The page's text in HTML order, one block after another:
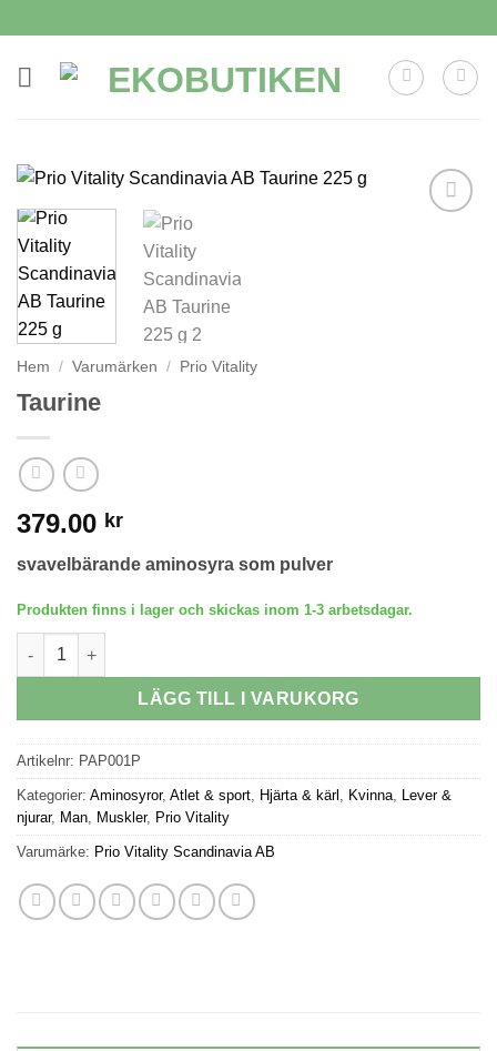
to
content
Hem / Varumärken / Prio Vitality
Taurine
379.00 kr
svavelbärande aminosyra som pulver
Produkten finns i lager och skickas inom 1-3 arbetsdagar.
Taurine mängd
LÄGG TILL I VARUKORG
Artikelnr: PAP001P
Kategorier: Aminosyror, Atlet & sport, Hjärta & kärl , Kvinna, Lever &
njurar, Man, Muskler, Prio Vitality
Varumärke: Prio Vitality Scandinavia AB